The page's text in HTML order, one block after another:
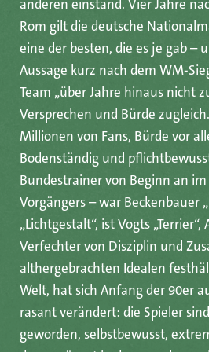
anderen einstand. Vier Jahre
Rom gilt die deutsche
eine der besten, die es je gab –
Aussage kurz nach dem WM-
Team „über Jahre hinaus nicht
Versprechen und Bürde
Millionen von Fans, Bürde vor
Bodenständig und
Bundestrainer von Beginn an
Vorgängers – war Beckenbauer
„Lichtgestalt“, ist Vogts
Verfechter von Disziplin und
althergebrachten Idealen
Welt, hat sich Anfang der 90er
rasant verändert: die Spieler
geworden, selbstbewusst,
Als die deutsche Nationalelf
Fußball-Weltmeister zur WM in
die Stimmung im Team sehr gut
gespannt und freuen sich auf
sind zu diesem Zeitpunkt noch
unbegrenzten Möglichkeiten.
Weltmeister wird man nur,
Doch die Vorbereitung zur WM
nicht. Sie findet in der
dort, wo sich die deutsche
erfolgreiche Heim-WM 1974
der viel beschworene „Geist
Sieg beigetragen haben soll.
Bundestrainer Berti Vogts auch
heraufbeschwören – doch die
EPISODE 2 – DIE